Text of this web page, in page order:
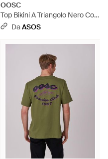
OOSC
Top Bikini A Triangolo Nero Con
Stelle Scintillanti - Neutro
DaASOS